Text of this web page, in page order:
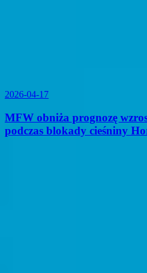
2026-04-17
MFW obniża prognozę
podczas blokady cieśniny